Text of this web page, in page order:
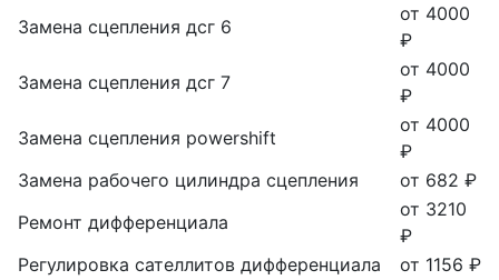
Замена сцепления дсг 6
от 4000
₽
Замена сцепления дсг 7
от 4000
₽
Замена сцепления powershift
от 4000
₽
Замена рабочего цилиндра сцепления
от 682 ₽
Ремонт дифференциала
от 3210
₽
Регулировка сателлитов дифференциала
от 1156 ₽